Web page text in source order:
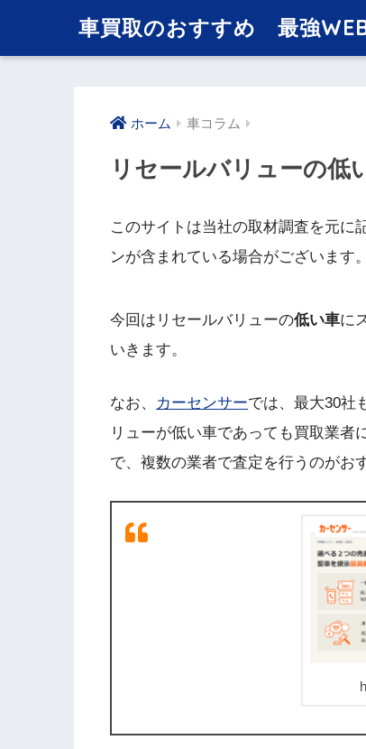
車買取のおすすめ 最強
ホーム 車コラム
リセールバリューの低
このサイトは当社の取材調査を元に
ンが含まれている場合がございます。
今回はリセールバリューの低い車に
いきます。
なお、 カーセンサーでは、最大30社
リューが低い車であっても買取業者
で、複数の業者で査定を行うのがお